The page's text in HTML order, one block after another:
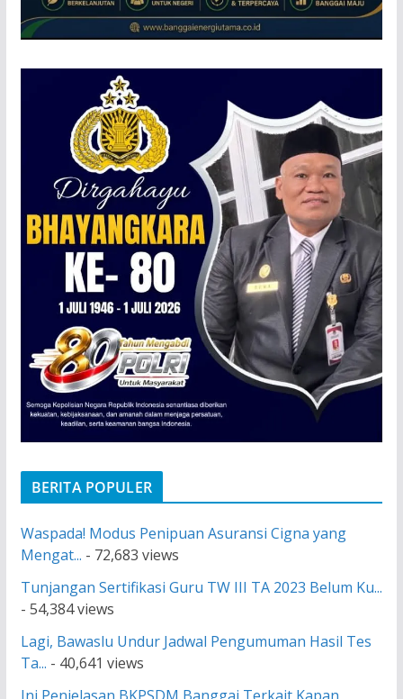
BERITA POPULER
Waspada! Modus Penipuan Asuransi Cigna yang
Mengat... - 72,683 views
Tunjangan Sertifikasi Guru TW III TA 2023 Belum Ku...
- 54,384 views
Lagi, Bawaslu Undur Jadwal Pengumuman Hasil Tes
Ta... - 40,641 views
Ini Penjelasan BKPSDM Banggai Terkait Kapan